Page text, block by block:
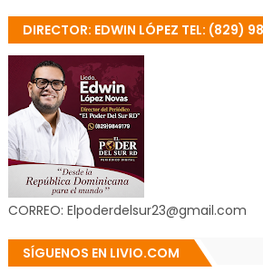
DIRECTOR: EDWIN LÓPEZ TEL: (829)
CORREO: Elpoderdelsur23@gmail.com
SÍGUENOS EN LIVIO.COM